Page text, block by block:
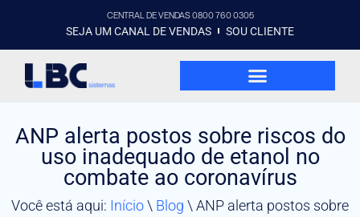
CENTRAL DE VENDAS 0800 760 0305
SEJA UM CANAL DE VENDAS SOU CLIENTE
ANP alerta postos sobre riscos do
uso inadequado de etanol no
combate ao coronavírus
Você está aqui: Início\ Blog \ ANP alerta postos sobre